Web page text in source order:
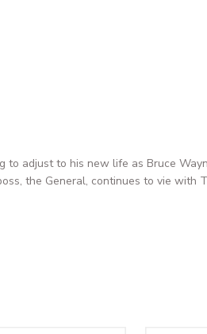
to adjust to his new life as Bruce
the General, continues to vie